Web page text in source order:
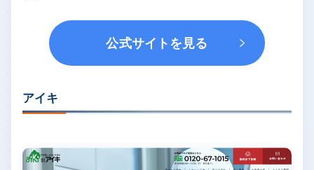
公式サイトを見る
アイキ